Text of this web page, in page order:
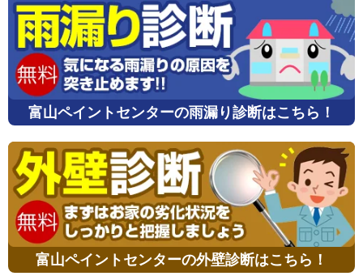
富山ペイントセンターの雨漏り診断はこちら！
富山ペイントセンターの外壁診断はこちら！